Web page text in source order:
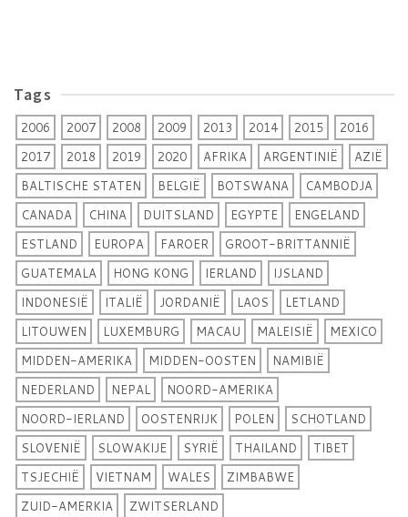
Tags
2006 2007 2008 2009 2013 2014 2015
2016
2017
2018 2019 2020 AFRIKA ARGENTINIË
AZIË
BALTISCHE STATEN
BELGIË BOTSWANA
CAMBODJA
CANADA
CHINA DUITSLAND EGYPTE
ENGELAND
ESTLAND
EUROPA FAROER
GROOT-BRITTANNIË
GUATEMALA
HONG KONG IERLAND
IJSLAND
INDONESIË
ITALIË JORDANIË LAOS
LETLAND
LITOUWEN
LUXEMBURG MACAU MALEISIË
MEXICO
MIDDEN-AMERIKA
MIDDEN-OOSTEN
NAMIBIË
NEDERLAND
NEPAL
NOORD-AMERIKA
NOORD-IERLAND
OOSTENRIJK POLEN
SCHOTLAND
SLOVENIË
SLOWAKIJE SYRIË THAILAND
TIBET
TSJECHIË
VIETNAM WALES
ZIMBABWE
ZUID-AMERKIA
ZWITSERLAND